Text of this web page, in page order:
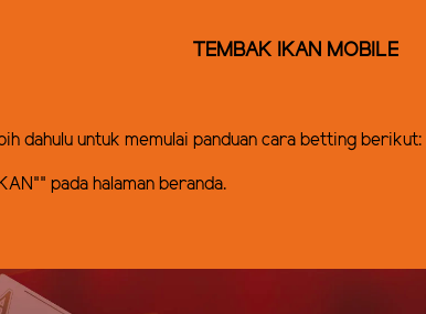
TEMBAK IKAN MOBILE
dahulu untuk memulai panduan cara betting berikut:
pada halaman beranda.